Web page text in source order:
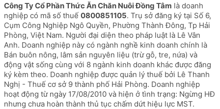
diện
hoặc
mã
số
thuế
...
Công Ty Cổ Phần Thức Ăn Chăn Nuôi Đồng Tâm là doanh
nghiệp có mã số thuế 0800851105. Trụ sở đăng ký tại Số 6,
Cụm Công Nghiệp Ngô Quyền, Phường Thành Đông, Tp Hải
Phòng, Việt Nam. Người đại diện theo pháp luật là Lê Vân
Anh. Doanh nghiệp này có ngành nghề kinh doanh chính là
Bán buôn nông, lâm sản nguyên liệu (trừ gỗ, tre, nứa) và
động vật sống cùng với 8 ngành kinh doanh khác được đăng
ký kèm theo. Doanh nghiệp được quản lý thuế bởi Lê Thanh
Nghị - Thuế cơ sở 9 thành phố Hải Phòng. Doanh nghiệp
hoạt động từ ngày 17/08/2010 và hiện ở tình trạng: Ngừng HĐ
nhưng chưa hoàn thành thủ tục chấm dứt hiệu lực MST.